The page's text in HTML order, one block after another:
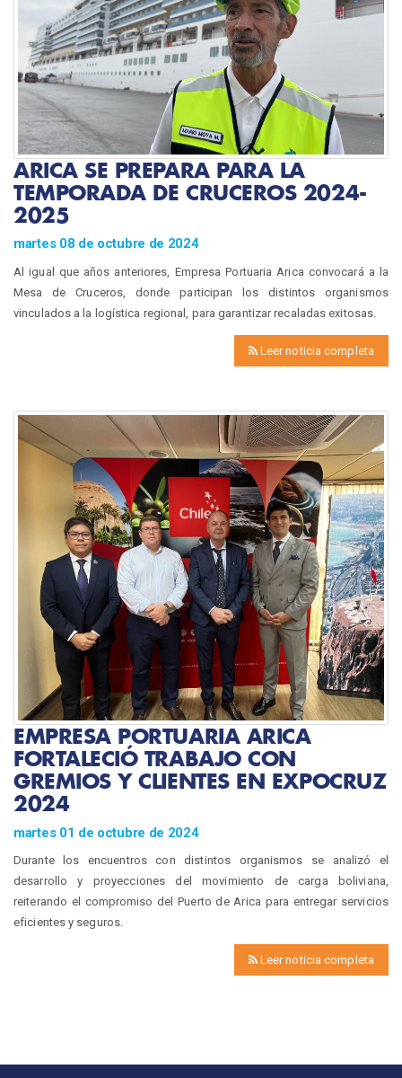
ARICA SE PREPARA PARA LA
TEMPORADA DE CRUCEROS 2024-
2025
martes 08 de octubre de 2024
Al igual que años anteriores, Empresa Portuaria Arica convocará a la
Mesa de Cruceros, donde participan los distintos organismos
vinculados a la logística regional, para garantizar recaladas exitosas.
Leer noticia completa
EMPRESA PORTUARIA ARICA
FORTALECIÓ TRABAJO CON
GREMIOS Y CLIENTES EN EXPOCRUZ
2024
martes 01 de octubre de 2024
Durante los encuentros con distintos organismos se analizó el
desarrollo y proyecciones del movimiento de carga boliviana,
reiterando el compromiso del Puerto de Arica para entregar servicios
eficientes y seguros.
Leer noticia completa